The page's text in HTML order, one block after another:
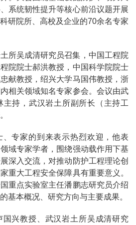
系统韧性提升等核心前沿议题开展
研院所、高校及企业的70余名专家
所吴成清研究员召集，中国工程院
院院士郝洪教授，中国科学院院士
献教授，绍兴大学马国伟教授，浙
相关领域知名专家参会。会议由武
持，武汉岩土所副所长（主持工
、专家的到来表示热烈欢迎，他表
域专家学者，围绕强动载作用下基
深入交流，对推动防护工程理论创
重大工程安全保障具有重要意义。
重点实验室主任潘鹏志研究员介绍
基本概况、研究方向与主要成果。
国兴教授、武汉岩土所吴成清研究